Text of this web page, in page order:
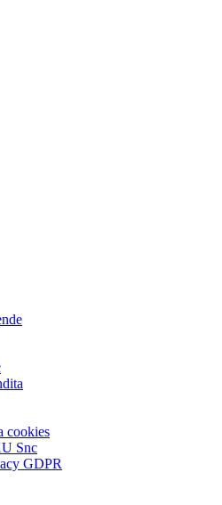
cookies
Snc
GDPR